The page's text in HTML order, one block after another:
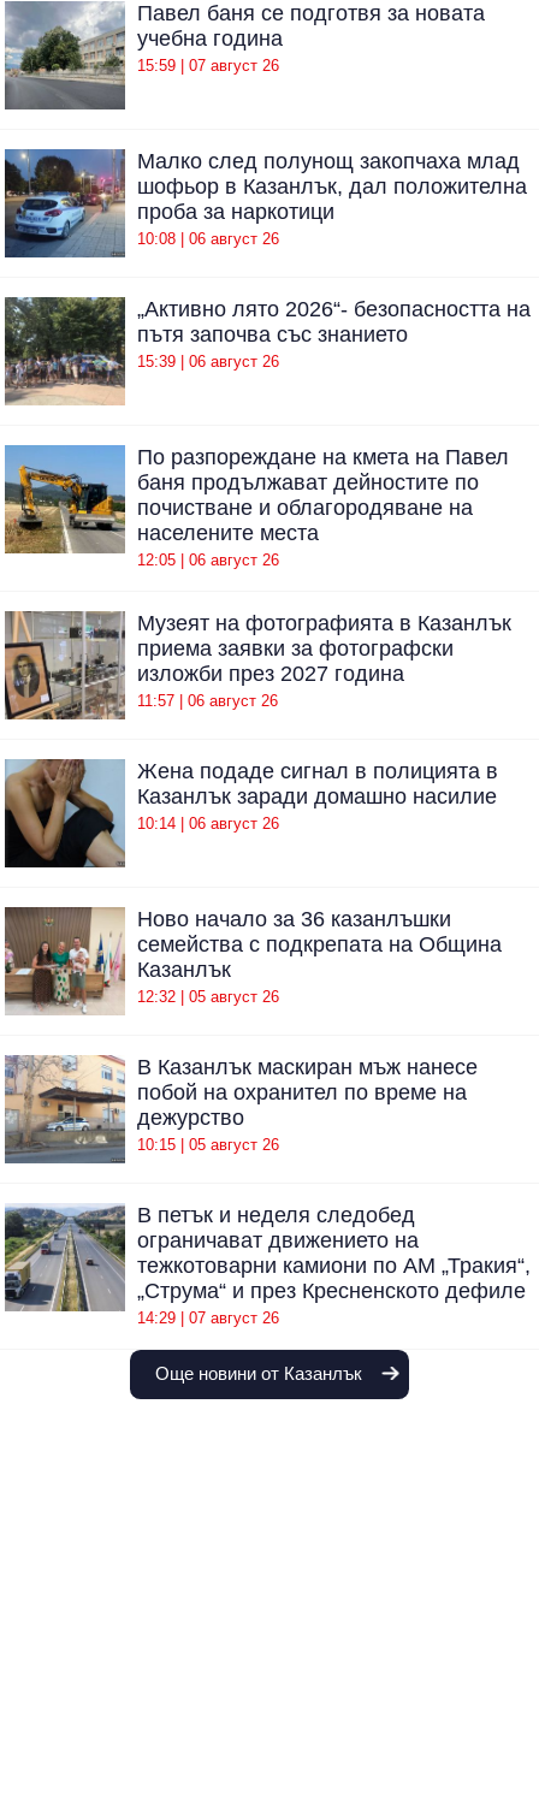
Павел баня се подготвя за новата
учебна година
15:59 | 07 август 26
Малко след полунощ закопчаха млад
шофьор в Казанлък, дал положителна
проба за наркотици
10:08 | 06 август 26
„Активно лято 2026“- безопасността на
пътя започва със знанието
15:39 | 06 август 26
По разпореждане на кмета на Павел
баня продължават дейностите по
почистване и облагородяване на
населените места
12:05 | 06 август 26
Музеят на фотографията в Казанлък
приема заявки за фотографски
изложби през 2027 година
11:57 | 06 август 26
Жена подаде сигнал в полицията в
Казанлък заради домашно насилие
10:14 | 06 август 26
Ново начало за 36 казанлъшки
семейства с подкрепата на Община
Казанлък
12:32 | 05 август 26
В Казанлък маскиран мъж нанесе
побой на охранител по време на
дежурство
10:15 | 05 август 26
В петък и неделя следобед
ограничават движението на
тежкотоварни камиони по АМ „Тракия“,
„Струма“ и през Кресненското дефиле
14:29 | 07 август 26
Още новини от Казанлък